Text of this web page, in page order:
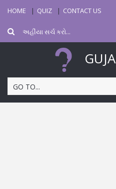
HOME QUIZ CONTACT US
GO TO...